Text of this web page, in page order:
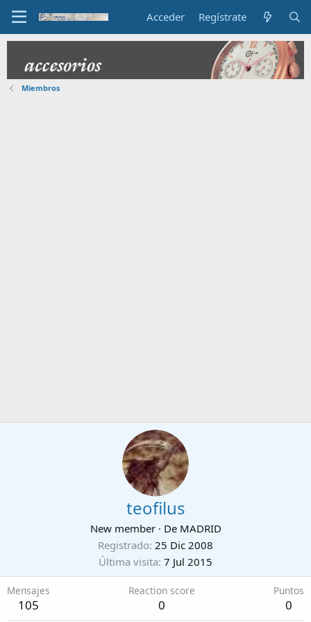
Acceder Regístrate
Miembros
teofilus
New member · De MADRID
Registrado 25 Dic 2008
Última visita 7 Jul 2015
Mensajes
105
Reaction score
0
Puntos
0